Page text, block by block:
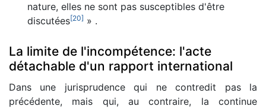
nature, elles ne sont pas susceptibles d'être
discutées[20] » .
La limite de l'incompétence: l'acte
détachable d'un rapport international
Dans une jurisprudence qui ne contredit pas la
précédente, mais qui, au contraire, la continue